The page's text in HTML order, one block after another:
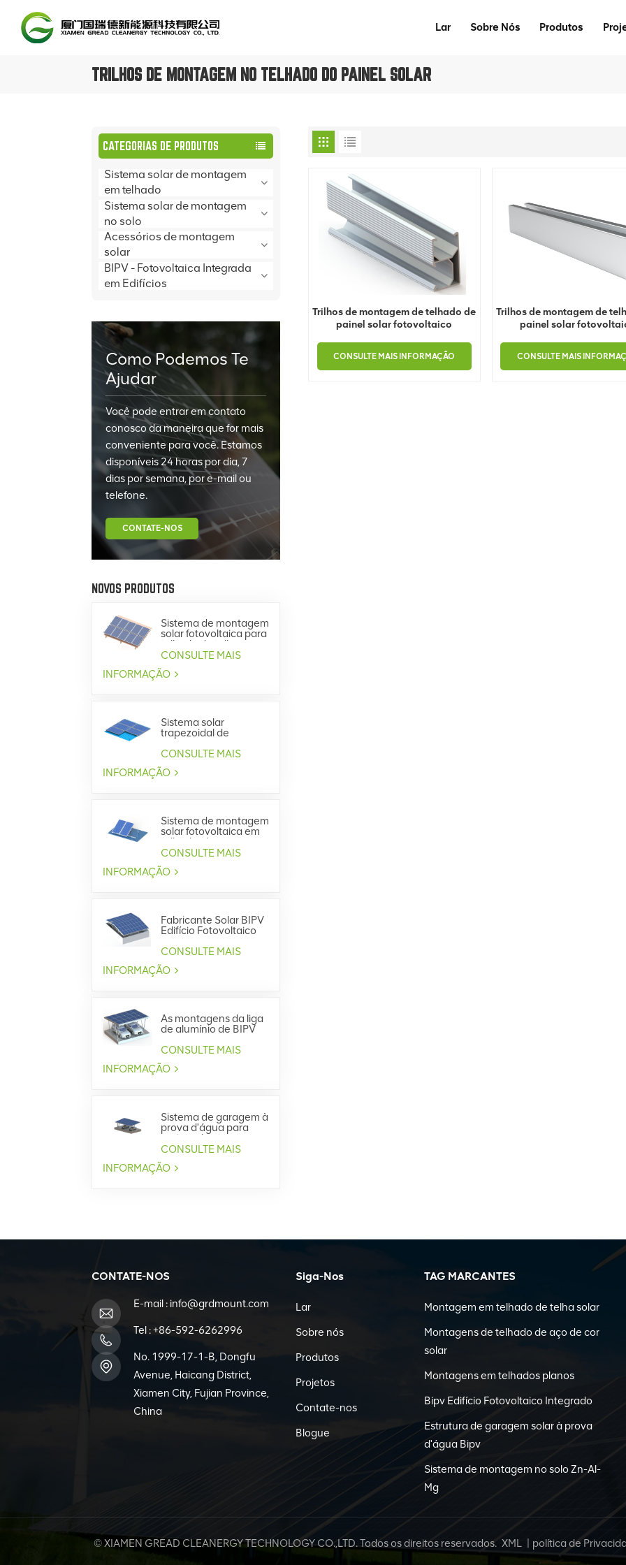
Lar Sobre Nós Produtos
TRILHOS DE MONTAGEM NO TELHADO DO PAINEL SOLAR
CATEGORIAS DE PRODUTOS
Sistema solar de montagem
em telhado
Sistema solar de montagem
no solo
Acessórios de montagem
solar
BIPV - Fotovoltaica Integrada
em Edifícios
Como Podemos Te
Ajudar
Você pode entrar em contato
conosco da maneira que for mais
conveniente para você. Estamos
disponíveis 24 horas por dia, 7
dias por semana, por e-mail ou
telefone.
CONTATE-NOS
NOVOS PRODUTOS
Sistema de montagem
solar fotovoltaica para
telhado de telha
CONSULTE MAIS
INFORMAÇÃO
Sistema solar
trapezoidal de
montagem em
telhado metálico
CONSULTE MAIS
INFORMAÇÃO
Sistema de montagem
solar fotovoltaica em
telhado plano
CONSULTE MAIS
INFORMAÇÃO
Fabricante Solar BIPV
Edifício Fotovoltaico
CONSULTE MAIS
INFORMAÇÃO
As montagens da liga
de alumínio de BIPV
impermeável do
Carport
CONSULTE MAIS
INFORMAÇÃO
Sistema de garagem à
prova d'água para
projeto de estrutura
de aço BIPV
CONSULTE MAIS
INFORMAÇÃO
Trilhos de montagem de telhado de
painel solar fotovoltaico
CONSULTE MAIS INFORMAÇÃO
Trilhos de montagem de
painel solar
CONSULTE MAIS
CONTATE-NOS
E-mail : info@grdmount.com
Tel :+86-592-6262996
No. 1999-17-1-B, Dongfu
Avenue, Haicang District,
Xiamen City, Fujian Province,
China
Siga-Nos
Lar
Sobre nós
Produtos
Projetos
Contate-nos
Blogue
TAG MARCANTES
Montagem em telhado de telha solar
Montagens de telhado de aço de cor
solar
Montagens em telhados planos
Bipv Edifício Fotovoltaico Integrado
Estrutura de garagem solar à prova
d'água Bipv
Sistema de montagem no solo Zn-Al-
Mg
© XIAMEN GREAD CLEANERGY TECHNOLOGY CO.,LTD. Todos os direitos reservados. XML política de